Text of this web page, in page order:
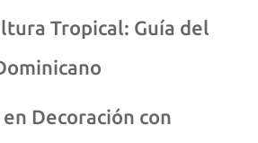
Tropical: Guía del
Decoración con